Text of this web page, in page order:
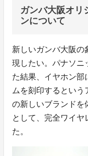
ガンバ大阪オリ
ンについて
新しいガンバ大阪の
現したい。パナソニ
た結果、イヤホン部
ムを刻印するとい
の新しいブランドを
として、完全ワイヤ
た。